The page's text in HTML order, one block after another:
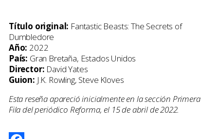
Título original: Fantastic Beasts: The Secrets of
Dumbledore
Año: 2022
País: Gran Bretaña, Estados Unidos
Director: David Yates
Guion: J.K. Rowling, Steve Kloves
Esta reseña apareció inicialmente en la sección Primera
Fila del periódico Reforma, el 15 de abril de 2022.